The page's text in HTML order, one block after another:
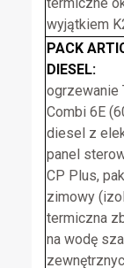
wyjątkiem
PACK
DIESEL:
ogrzewanie
Combi 6E
diesel z
panel
CP Plus,
zimowy
termiczna
na wodę